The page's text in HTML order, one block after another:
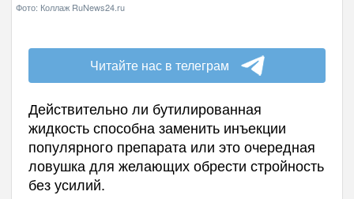
Фото: Коллаж RuNews24.ru
Читайте нас в телеграм
Действительно ли бутилированная
жидкость способна заменить инъекции
популярного препарата или это очередная
ловушка для желающих обрести стройность
без усилий.